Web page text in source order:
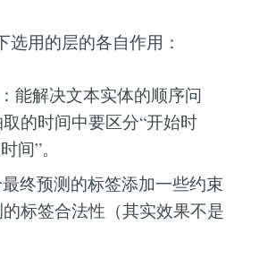
选用的层的各自作用：
能解决文本实体的顺序问
的时间中要区分“开始时
间”。
终预测的标签添加一些约束
标签合法性（其实效果不是